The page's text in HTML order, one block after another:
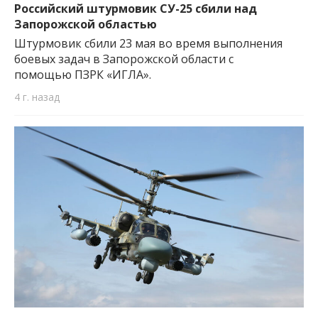
Российский штурмовик СУ-25 сбили над
Запорожской областью
Штурмовик сбили 23 мая во время выполнения
боевых задач в Запорожской области с
помощью ПЗРК «ИГЛА».
4 г. назад